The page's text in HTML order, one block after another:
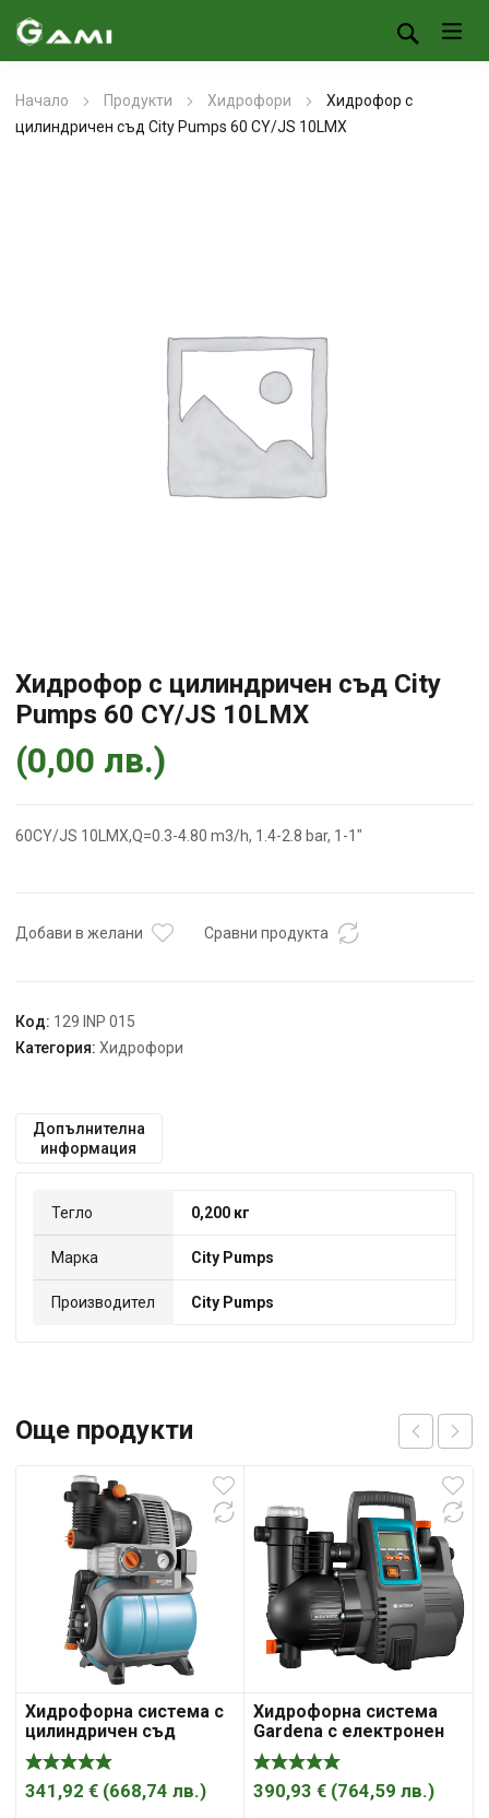
Начало Продукти Хидрофори
Хидрофор с
цилиндричен съд City Pumps 60 CY/JS 10LMX
Хидрофор с цилиндричен съд City
Pumps 60 CY/JS 10LMX
(0,00 лв.)
60CY/JS 10LMX,Q=0.3-4.80 m3/h, 1.4-2.8 bar, 1-1″
Добави в желани Сравни продукта
Код: 129 INP 015
Категория: Хидрофори
Допълнителна
информация
Тегло 0,200 кг
Марка City Pumps
Производител City Pumps
Още продукти
Хидрофорна система с
цилиндричен съд
Gardena 8м, 3.48м3/ ч,
24л, 45м, 1″ Classic
4000/5 ECO
341,92 € (668,74 лв.)
Хидрофорна система
Gardena с електронен
пресостат 8 м, 5 м3/ч,
50 м, 1 „, Comfort 5000/5
LCD
390,93€ (764,59лв.)